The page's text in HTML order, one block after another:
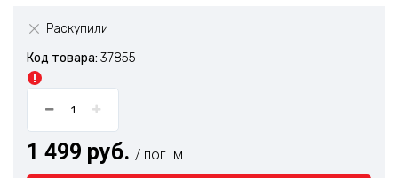
Раскупили
Код товара: 37855
1 499 руб. / пог. м.